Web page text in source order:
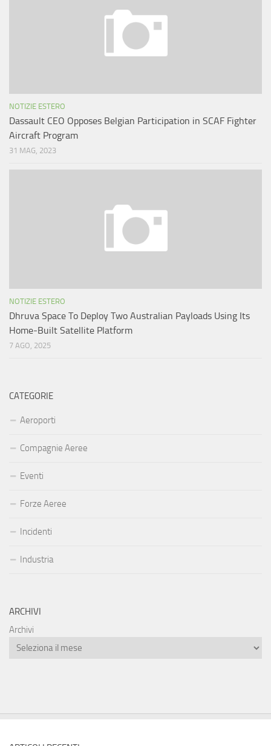
NOTIZIE ESTERO
Dassault CEO Opposes Belgian Participation in SCAF Fighter
Aircraft Program
31 MAG, 2023
NOTIZIE ESTERO
Dhruva Space To Deploy Two Australian Payloads Using Its
Home-Built Satellite Platform
7 AGO, 2025
CATEGORIE
Aeroporti
Compagnie Aeree
Eventi
Forze Aeree
Incidenti
Industria
ARCHIVI
Archivi